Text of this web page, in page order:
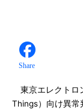
Share
東京エレクトロ
Things）向け異常